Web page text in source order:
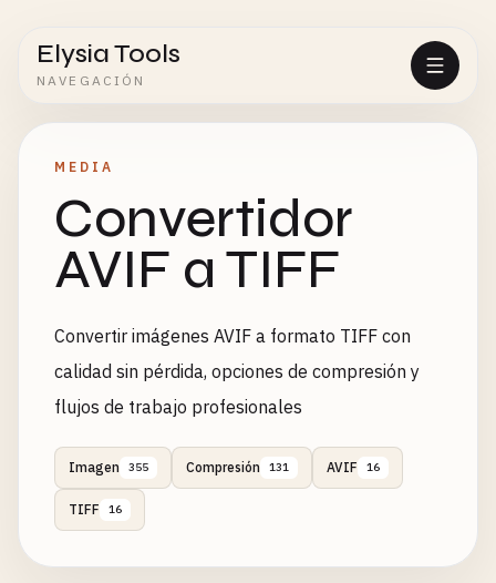
Elysia Tools
NAVEGACIÓN
MEDIA
Convertidor
AVIF a TIFF
Convertir imágenes AVIF a formato TIFF con
calidad sin pérdida, opciones de compresión y
flujos de trabajo profesionales
Imagen 355 Compresión 131 AVIF 16
TIFF 16